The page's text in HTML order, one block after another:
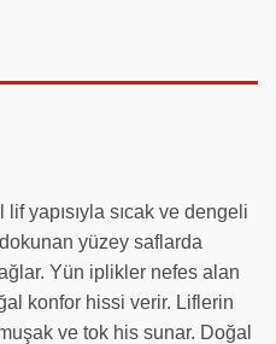
yapısıyla sıcak ve dengeli
yüzey saflarda
Yün iplikler nefes alan
konfor hissi verir. Liflerin
ve tok his sunar. Doğal